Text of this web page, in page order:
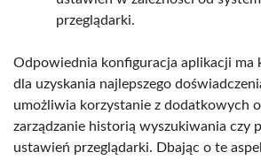
przeglądarki.
Odpowiednia konfiguracja aplikacji ma
dla uzyskania najlepszego
umożliwia korzystanie z dodatkowych
zarządzanie historią wyszukiwania czy
ustawień przeglądarki. Dbając o te